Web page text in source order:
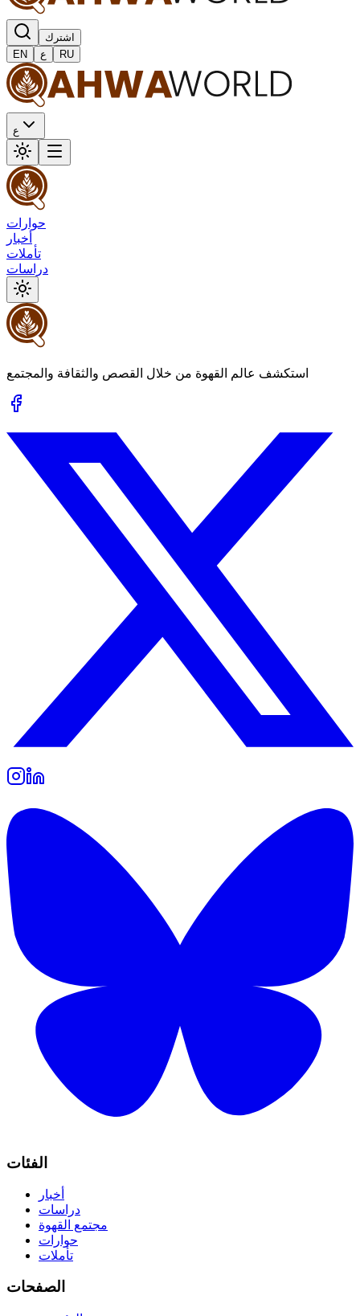
اشترك
EN
ع RU
ع
حوارات
أخبار
تأملات
دراسات
استكشف عالم القهوة من خلال القصص والثقافة والمجتمع
الفئات
أخبار
دراسات
مجتمع القهوة
حوارات
تأملات
الصفحات